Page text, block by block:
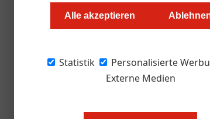
Alle akzeptieren
Statistik
Personalisierte
Externe Medien
Alexander Grübling
Jakob Szedonja ist gerade
„Patissier des Jahres 2025“